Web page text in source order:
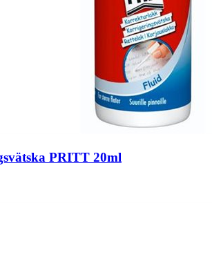
PRITT 20ml